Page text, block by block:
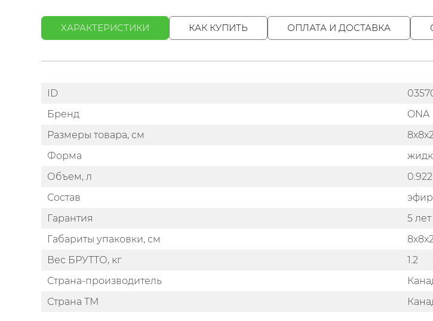
ХАРАКТЕРИСТИКИ КАК КУПИТЬ ОПЛАТА И ДОСТАВКА
ID
Бренд
ONA
Размеры товара, см
Форма
Объем, л
0.922
Состав
Гарантия
5 лет
Габариты упаковки, см
Вес БРУТТО, кг
1.2
Страна-производитель
Страна ТМ